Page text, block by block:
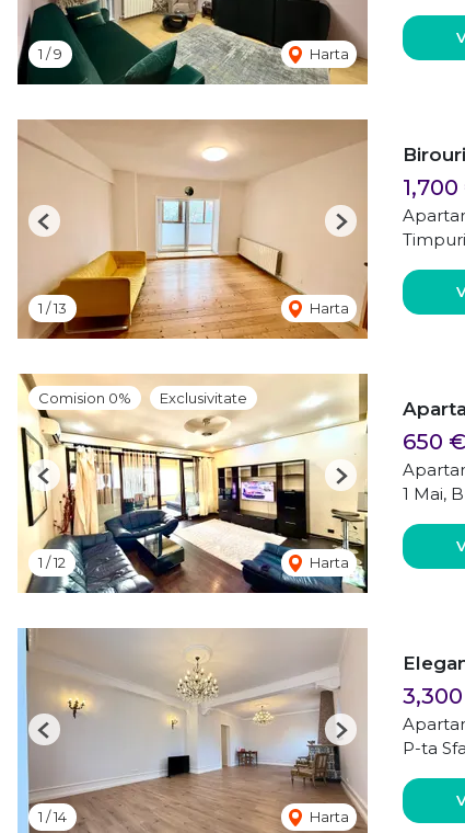
1 /9 Harta
1 /13 Harta
Previous Next
Comision 0% Exclusivitate
1 /12 Harta
Previous Next
650 €
1 Mai,
1 /14 Harta
Previous Next
P-ta